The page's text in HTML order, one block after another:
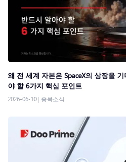
왜 전 세계 자본은 SpaceX의 상장을
야 할 6가지 핵심 포인트
2026-06-10 | 종목소식